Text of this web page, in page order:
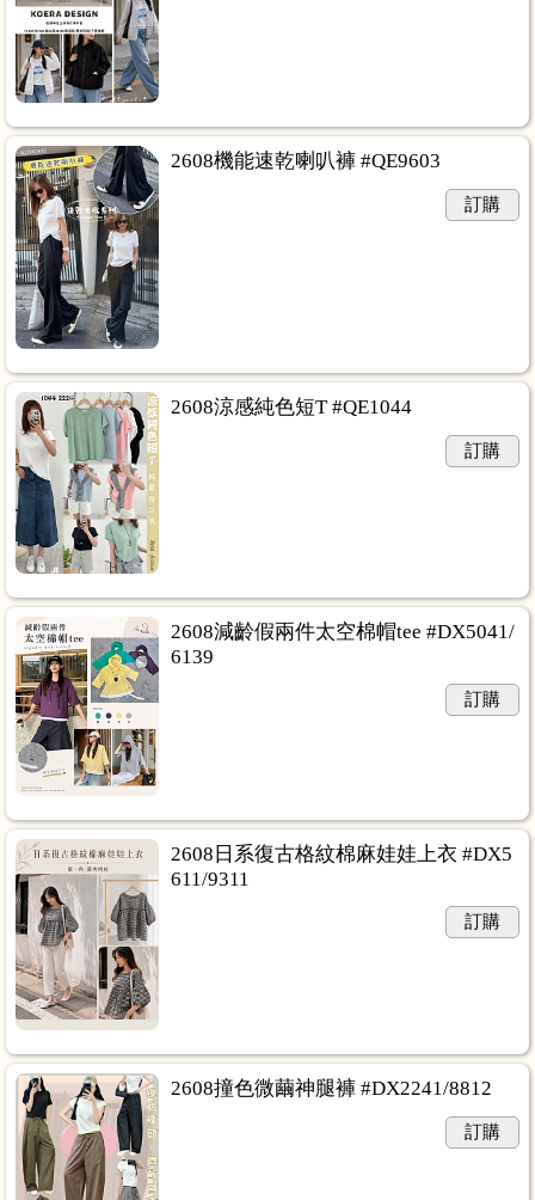
2608機能速乾喇叭褲 #QE9603
訂購
2608涼感純色短T #QE1044
訂購
2608減齡假兩件太空棉帽tee #DX5041/
6139
訂購
2608日系復古格紋棉麻娃娃上衣 #DX5
611/9311
訂購
2608撞色微繭神腿褲 #DX2241/8812
訂購